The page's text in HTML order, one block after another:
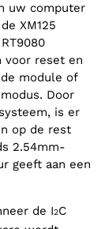
uw computer
XM125
voor reset en
module of
Door
is er
op de rest
2.54mm-
geeft aan een
de I2C